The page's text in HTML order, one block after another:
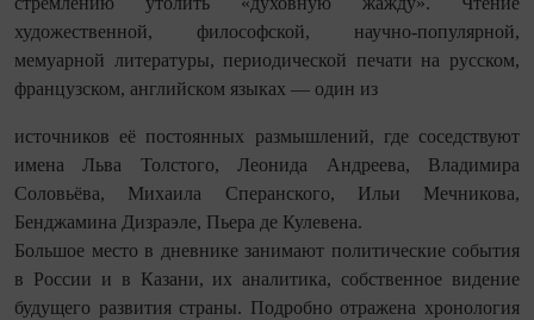
художественной, философской, научно-популярной,
мемуарной литературы, периодической печати на русском,
французском, английском языках — один из
источников её постоянных размышлений, где соседствуют
имена Льва Толстого, Леонида Андреева, Владимира
Соловьёва, Михаила Сперанского, Ильи Мечникова,
Бенджамина Дизраэле, Пьера де Кулевена.
Большое место в дневнике занимают политические события
в России и в Казани, их аналитика, собственное видение
будущего развития страны. Подробно отражена хронология